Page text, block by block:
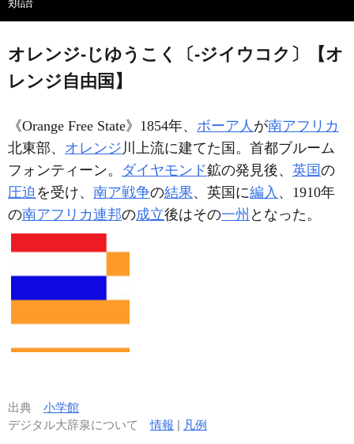
オレンジ‐じゆうこく〔‐ジイウコク〕【オ
レンジ自由国】
《Orange Free State》1854年、 ボーア人 が南アフリカ
北東部、 オレンジ 川上流に建てた国。首都ブルーム
フォンティーン。 ダイヤモンド鉱の発見後、 英国の
圧迫 を受け、 南ア戦争の結果、英国に編入 、1910年
の南アフリカ連邦の成立後はその一州 となった。
出典 小学館
デジタル大辞泉について情報 | 凡例